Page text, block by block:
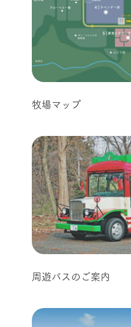
牧場マップ
周遊バスのご案内